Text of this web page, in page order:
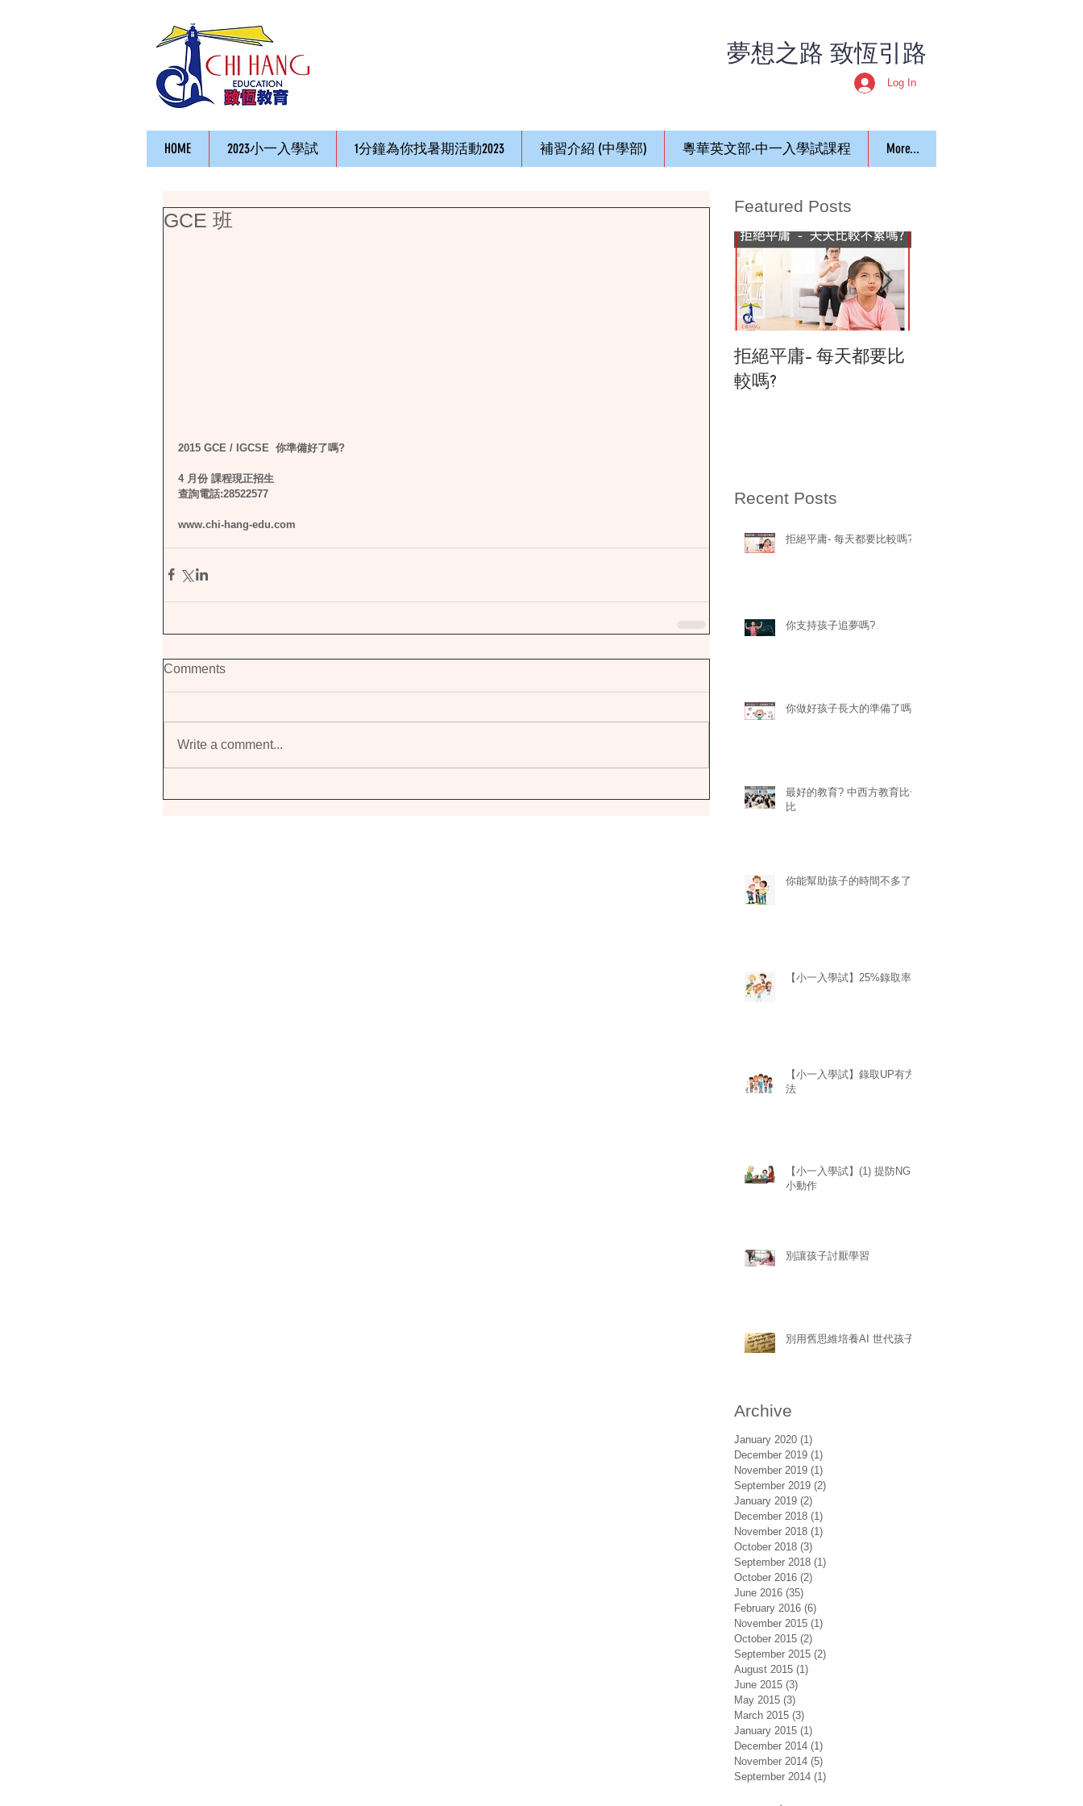
​夢想之路 致恆引路
Log In
HOME 2023小一入學試 1分鐘為你找暑期活動2023 補習介紹 (中學部) 粵華英文部-中一入學試課程 More...
GCE 班
2015 GCE / IGCSE  你準備好了嗎?
4 月份 課程現正招生
查詢電話:28522577
www.chi-hang-edu.com
Comments
Write a comment...
Featured Posts
拒絕平庸- 每天都要比
較嗎?
Recent Posts
拒絕平庸- 每天都要比較嗎?
你支持孩子追夢嗎?
你做好孩子長大的準備了嗎?
最好的教育? 中西方教育比一
比
你能幫助孩子的時間不多了
【小一入學試】25%錄取率?
【小一入學試】錄取UP有方
法
【小一入學試】(1) 提防NG
小動作
別讓孩子討厭學習
別用舊思維培養AI 世代孩子
Archive
January 2020 (1)
December 2019 (1)
November 2019 (1)
September 2019 (2)
January 2019 (2)
December 2018 (1)
November 2018 (1)
October 2018 (3)
September 2018 (1)
October 2016 (2)
June 2016 (35)
February 2016 (6)
November 2015 (1)
October 2015 (2)
September 2015 (2)
August 2015 (1)
June 2015 (3)
May 2015 (3)
March 2015 (3)
January 2015 (1)
December 2014 (1)
November 2014 (5)
September 2014 (1)